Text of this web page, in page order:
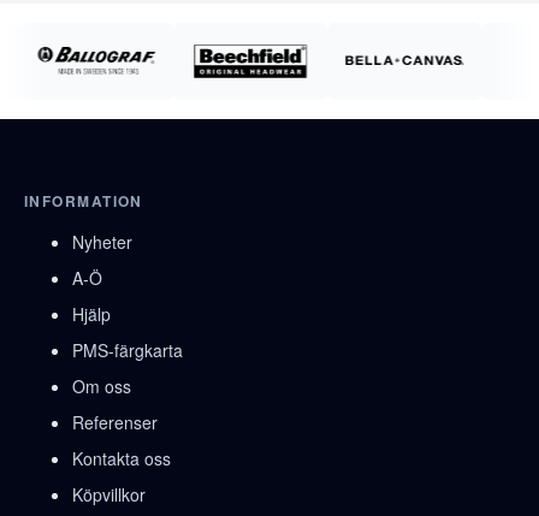
INFORMATION
Nyheter
A-Ö
Hjälp
PMS-färgkarta
Om oss
Referenser
Kontakta oss
Köpvillkor